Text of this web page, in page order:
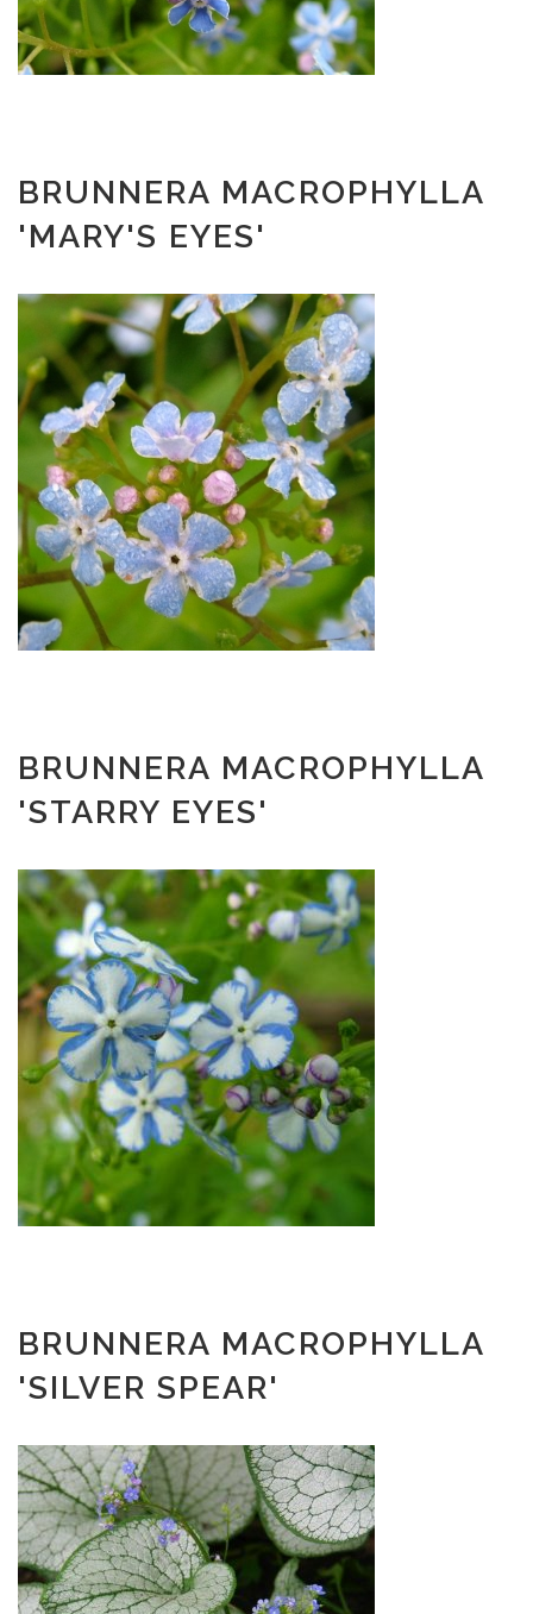
BRUNNERA MACROPHYLLA
'MARY'S EYES'
BRUNNERA MACROPHYLLA
'STARRY EYES'
BRUNNERA MACROPHYLLA
'SILVER SPEAR'